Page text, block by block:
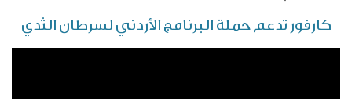
كارفور تدعم حملة البرنامج الأردني لسرطان الثدي